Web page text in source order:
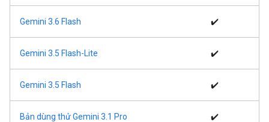
Gemini 3.6 Flash ✔️
Gemini 3.5 Flash-Lite ✔️
Gemini 3.5 Flash ✔️
Bản dùng thử Gemini 3.1 Pro ✔️